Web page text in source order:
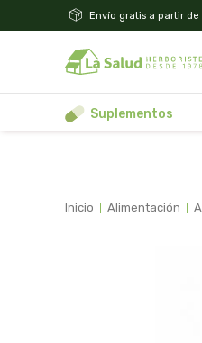
Envío gratis a partir de
suplementos
inicio alimentación